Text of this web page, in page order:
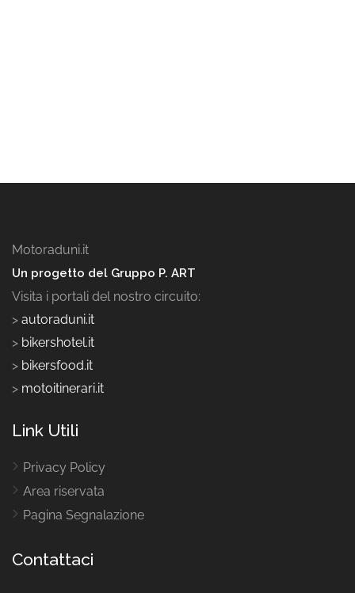
Motoraduni.it
Un progetto del Gruppo P. ART
Visita i portali del nostro circuito:
> autoraduni.it
> bikershotel.it
> bikersfood.it
> motoitinerari.it
Link Utili
Privacy Policy
Area riservata
Pagina Segnalazione
Contattaci